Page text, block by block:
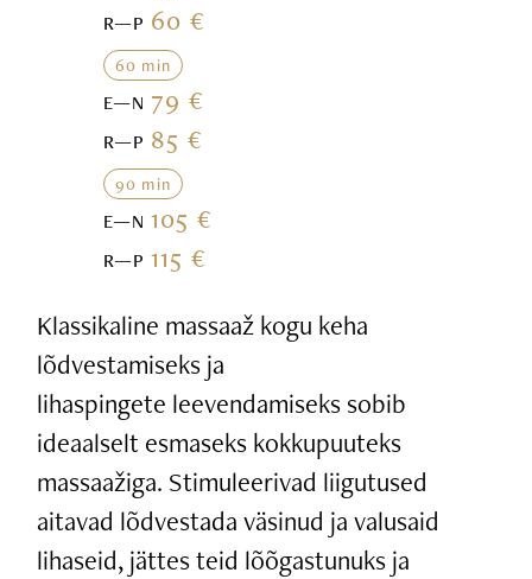
R—P 60 €
60 min
E—N 79 €
R—P 85 €
90 min
E—N105 €
R—P115 €
Klassikaline massaaž kogu keha
lõdvestamiseks ja
lihaspingete leevendamiseks sobib
ideaalselt esmaseks kokkupuuteks
massaažiga. Stimuleerivad liigutused
aitavad lõdvestada väsinud ja valusaid
lihaseid, jättes teid lõõgastunuks ja